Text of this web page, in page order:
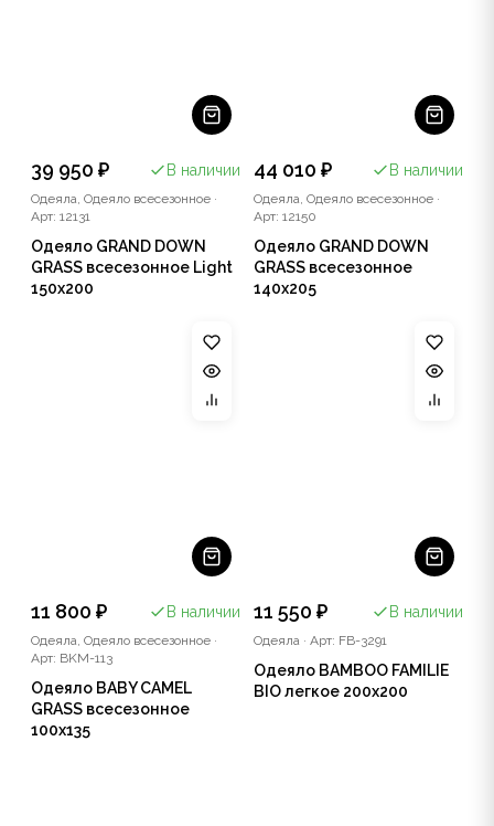
39 950 ₽ В наличии
Одеяла, Одеяло всесезонное ·
Арт: 12131
Одеяло GRAND DOWN
GRASS всесезонное Light
150x200
44 010 ₽ В наличии
Одеяла, Одеяло всесезонное ·
Арт: 12150
Одеяло GRAND DOWN
GRASS всесезонное
140x205
11 800 ₽ В наличии
Одеяла, Одеяло всесезонное ·
Арт: BKM-113
Одеяло BABY CAMEL
GRASS всесезонное
100x135
11 550 ₽ В наличии
Одеяла · Арт: FB-3291
Одеяло BAMBOO FAMILIE
BIO легкое 200x200